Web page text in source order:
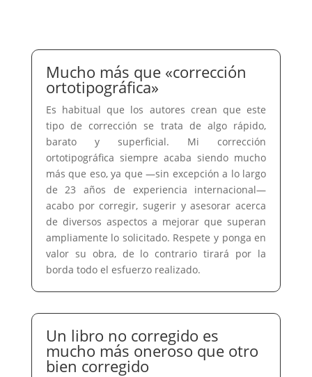
Mucho más que «corrección
ortotipográfica»
Es habitual que los autores crean que este
tipo de corrección se trata de algo rápido,
barato y superficial. Mi corrección
ortotipográfica siempre acaba siendo mucho
más que eso, ya que —sin excepción a lo largo
de 23 años de experiencia internacional—
acabo por corregir, sugerir y asesorar acerca
de diversos aspectos a mejorar que superan
ampliamente lo solicitado. Respete y ponga en
valor su obra, de lo contrario tirará por la
borda todo el esfuerzo realizado.
Un libro no corregido es
mucho más oneroso que otro
bien corregido